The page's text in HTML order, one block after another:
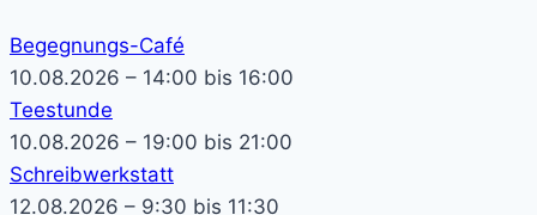
Begegnungs-Café
10.08.2026 – 14:00 bis 16:00
Teestunde
10.08.2026 – 19:00 bis 21:00
Schreibwerkstatt
12.08.2026 – 9:30 bis 11:30